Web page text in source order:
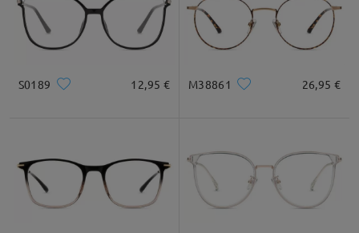
Recomendación de Rostro
* Solo Para Referencia
S0189 12,95 € M38861 26,95 €